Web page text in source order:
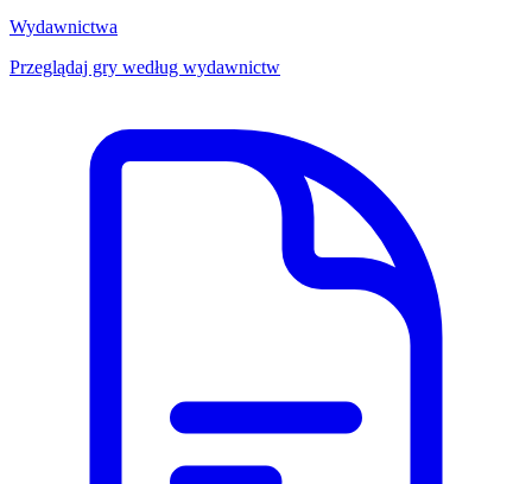
Wydawnictwa
Przeglądaj gry według wydawnictw